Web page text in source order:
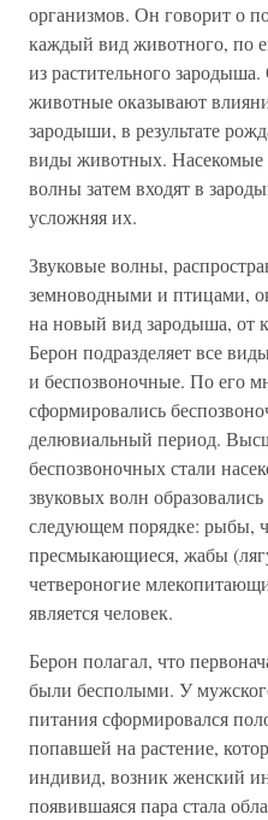
организмов. Он говорит о
каждый вид животного, по
из растительного
животные оказывают
зародыши, в результате
виды животных. Насекомые
волны затем входят в
усложняя их.
Звуковые волны,
земноводными и птицами,
на новый вид зародыша, от
Берон подразделяет все
и беспозвоночные. По его
сформировались
делювиальный период.
беспозвоночных стали
звуковых волн
следующем порядке: рыбы,
пресмыкающиеся, жабы
четвероногие
является человек.
Берон полагал, что
были бесполыми. У
питания сформировался
попавшей на растение,
индивид, возник женский
появившаяся пара стала